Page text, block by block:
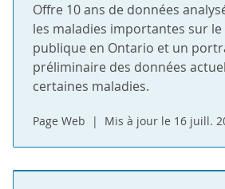
Offre 10 ans de données
les maladies importantes sur
publique en Ontario et un
préliminaire des données
certaines maladies.
Page Web Mis à jour le 16 juill.